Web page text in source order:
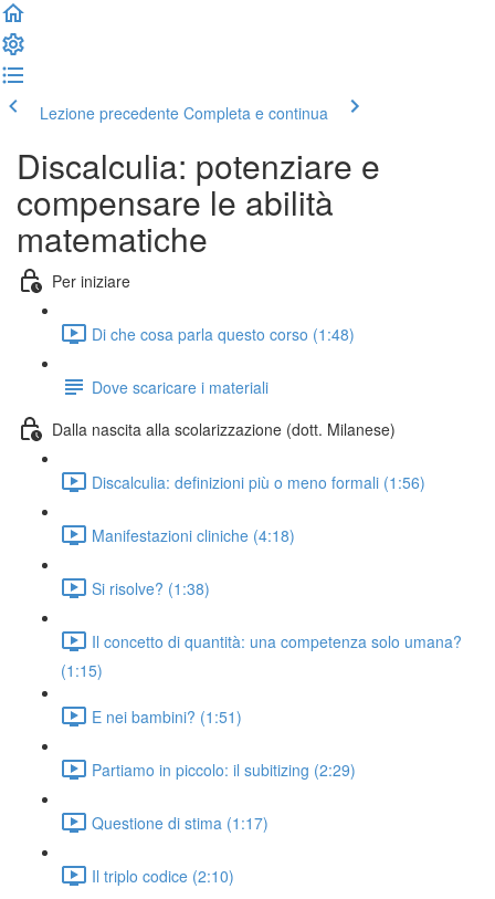
Lezione precedente Completa e continua
Discalculia: potenziare e
compensare le abilità
matematiche
Per iniziare
Di che cosa parla questo corso (1:48)
Dove scaricare i materiali
Dalla nascita alla scolarizzazione (dott. Milanese)
Discalculia: definizioni più o meno formali (1:56)
Manifestazioni cliniche (4:18)
Si risolve? (1:38)
Il concetto di quantità: una competenza solo umana?
(1:15)
E nei bambini? (1:51)
Partiamo in piccolo: il subitizing (2:29)
Questione di stima (1:17)
Il triplo codice (2:10)